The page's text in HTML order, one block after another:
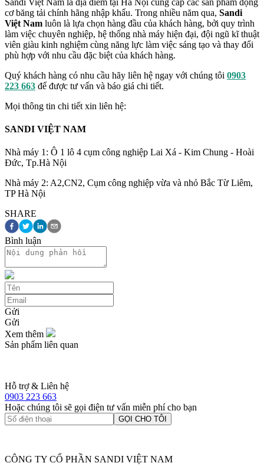
cơ băng tải chính hãng nhập khẩu. Trong nhiều năm qua, Sandi
Việt Nam luôn là lựa chọn hàng đầu của khách hàng, bởi quy trình
làm việc chuyên nghiệp, hệ thống nhà máy hiện đại, đội ngũ kĩ thuật
viên giàu kinh nghiệm cùng năng lực làm việc sáng tạo và thay đổi
phù hợp với nhu cầu đặc biệt của khách hàng.
Quý khách hàng có nhu cầu hãy liên hệ ngay với chúng tôi 0903
223 663 để được tư vấn và báo giá chi tiết.
Mọi thông tin chi tiết xin liên hệ:
SANDI VIỆT NAM
Nhà máy 1: Ô 1 lô 4 cụm công nghiệp Lai Xá - Kim Chung - Hoài
Đức, Tp.Hà Nội
Nhà máy 2: A2,CN2, Cụm công nghiệp vừa và nhỏ Bắc Từ Liêm,
TP Hà Nội
SHARE
Bình luận
Gửi
Gửi
Xem thêm
Sản phẩm liên quan
Hỗ trợ & Liên hệ
0903 223 663
Hoặc chúng tôi sẽ gọi điện tư vấn miễn phí cho bạn
GỌI CHO TÔI
CÔNG TY CỔ PHẦN SANDI VIỆT NAM